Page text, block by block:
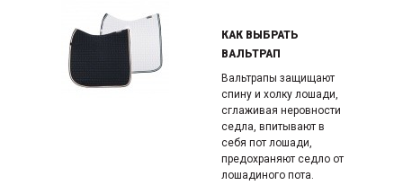
КАК ВЫБРАТЬ
ВАЛЬТРАП
Вальтрапы защищают
спину и холку лошади,
сглаживая неровности
седла, впитывают в
себя пот лошади,
предохраняют седло от
лошадиного пота.